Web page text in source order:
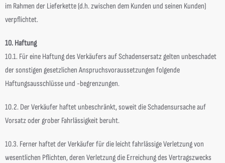
im Rahmen der Lieferkette (d.h. zwischen dem Kunden und seinen Kunden)
verpflichtet.
10. Haftung
10.1. Für eine Haftung des Verkäufers auf Schadensersatz gelten unbeschadet
der sonstigen gesetzlichen Anspruchsvoraussetzungen folgende
Haftungsausschlüsse und -begrenzungen.
10.2. Der Verkäufer haftet unbeschränkt, soweit die Schadensursache auf
Vorsatz oder grober Fahrlässigkeit beruht.
10.3. Ferner haftet der Verkäufer für die leicht fahrlässige Verletzung von
wesentlichen Pflichten, deren Verletzung die Erreichung des Vertragszwecks